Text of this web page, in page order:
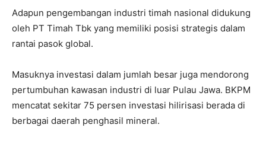
Adapun pengembangan industri timah nasional didukung
oleh PT Timah Tbk yang memiliki posisi strategis dalam
rantai pasok global.
Masuknya investasi dalam jumlah besar juga mendorong
pertumbuhan kawasan industri di luar Pulau Jawa. BKPM
mencatat sekitar 75 persen investasi hilirisasi berada di
berbagai daerah penghasil mineral.